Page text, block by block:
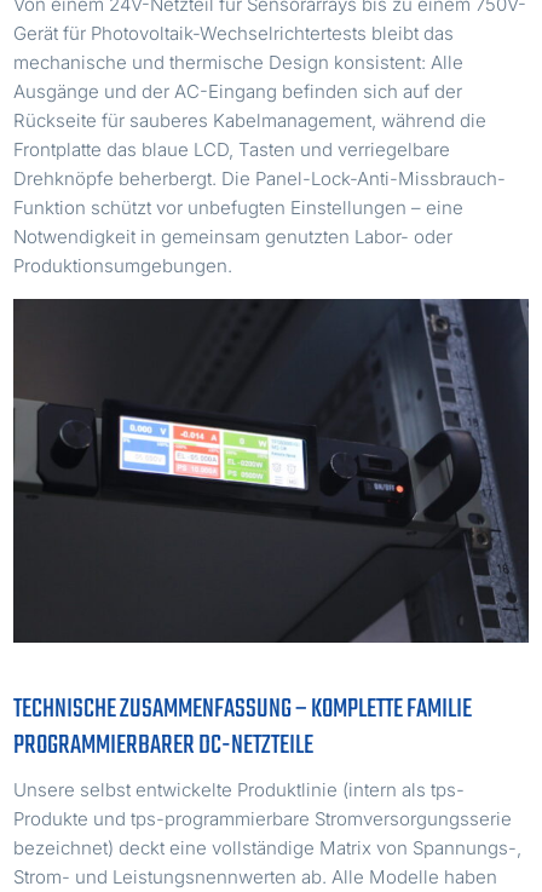
Gerät für Photovoltaik-Wechselrichtertests bleibt das
mechanische und thermische Design konsistent: Alle
Ausgänge und der AC-Eingang befinden sich auf der
Rückseite für sauberes Kabelmanagement, während die
Frontplatte das blaue LCD, Tasten und verriegelbare
Drehknöpfe beherbergt. Die Panel-Lock-Anti-Missbrauch-
Funktion schützt vor unbefugten Einstellungen – eine
Notwendigkeit in gemeinsam genutzten Labor- oder
Produktionsumgebungen.
TECHNISCHE ZUSAMMENFASSUNG – KOMPLETTE FAMILIE
PROGRAMMIERBARER DC-NETZTEILE
Unsere selbst entwickelte Produktlinie (intern als tps-
Produkte und tps-programmierbare Stromversorgungsserie
bezeichnet) deckt eine vollständige Matrix von Spannungs-,
Strom- und Leistungsnennwerten ab. Alle Modelle haben